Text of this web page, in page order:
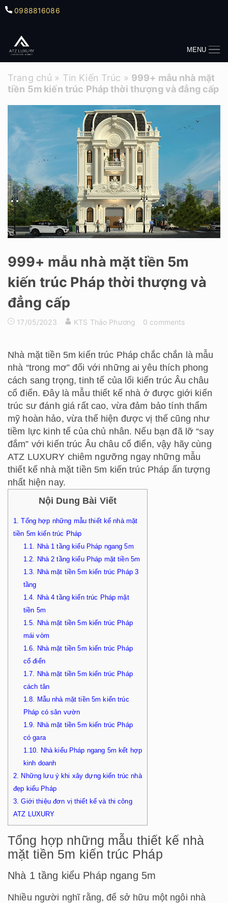
0988816086
MENU
Trang chủ » Tin Kiến Trúc » 999+ mẫu nhà mặt
tiền 5m kiến trúc Pháp thời thượng và đẳng cấp
999+ mẫu nhà mặt tiền 5m
kiến trúc Pháp thời thượng và
đẳng cấp
17/05/2023 KTS Thảo Phương 0 comments
Nhà mặt tiền 5m kiến trúc Pháp chắc chắn là mẫu
nhà “trong mơ” đối với những ai yêu thích phong
cách sang trọng, tinh tế của lối kiến trúc Âu châu
cổ điển. Đây là mẫu thiết kế nhà ở được giới kiến
trúc sư đánh giá rất cao, vừa đảm bảo tính thẩm
mỹ hoàn hảo, vừa thể hiện được vị thế cũng như
tiềm lực kinh tế của chủ nhân. Nếu bạn đã lỡ “say
đắm” với kiến trúc Âu châu cổ điển, vậy hãy cùng
ATZ LUXURY chiêm ngưỡng ngay những mẫu
thiết kế nhà mặt tiền 5m kiến trúc Pháp ấn tượng
nhất hiện nay.
Nội Dung Bài Viết
1.
Tổng hợp những mẫu thiết kế nhà mặt
tiền 5m kiến trúc Pháp
1.1.
Nhà 1 tầng kiểu Pháp ngang 5m
1.2.
Nhà 2 tầng kiểu Pháp mặt tiền 5m
1.3.
Nhà mặt tiền 5m kiến trúc Pháp 3
tầng
1.4.
Nhà 4 tầng kiến trúc Pháp mặt
tiền 5m
1.5.
Nhà mặt tiền 5m kiến trúc Pháp
mái vòm
1.6.
Nhà mặt tiền 5m kiến trúc Pháp
cổ điển
1.7.
Nhà mặt tiền 5m kiến trúc Pháp
cách tân
1.8.
Mẫu nhà mặt tiền 5m kiến trúc
Pháp có sân vườn
1.9.
Nhà mặt tiền 5m kiến trúc Pháp
có gara
1.10.
Nhà kiểu Pháp ngang 5m kết hợp
kinh doanh
2. Những lưu ý khi xây dựng kiến trúc nhà
đẹp kiểu Pháp
3. Giới thiệu đơn vị thiết kế và thi công
ATZ LUXURY
Tổng hợp những mẫu thiết kế nhà
mặt tiền 5m kiến trúc Pháp
Nhà 1 tầng kiểu Pháp ngang 5m
Nhiều người nghĩ rằng, để sở hữu một ngôi nhà